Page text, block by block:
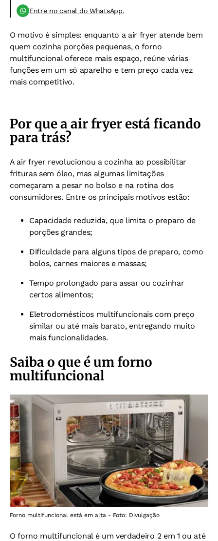
Entre no canal do WhatsApp.
O motivo é simples: enquanto a air fryer atende bem
quem cozinha porções pequenas, o forno
multifuncional oferece mais espaço, reúne várias
funções em um só aparelho e tem preço cada vez
mais competitivo.
Por que a air fryer está ficando
para trás?
A air fryer revolucionou a cozinha ao possibilitar
frituras sem óleo, mas algumas limitações
começaram a pesar no bolso e na rotina dos
consumidores. Entre os principais motivos estão:
Capacidade reduzida, que limita o preparo de
porções grandes;
Dificuldade para alguns tipos de preparo, como
bolos, carnes maiores e massas;
Tempo prolongado para assar ou cozinhar
certos alimentos;
Eletrodomésticos multifuncionais com preço
similar ou até mais barato, entregando muito
mais funcionalidades.
Saiba o que é um forno
multifuncional
Forno multifuncional está em alta - Foto: Divulgação
O forno multifuncional é um verdadeiro 2 em 1 ou até